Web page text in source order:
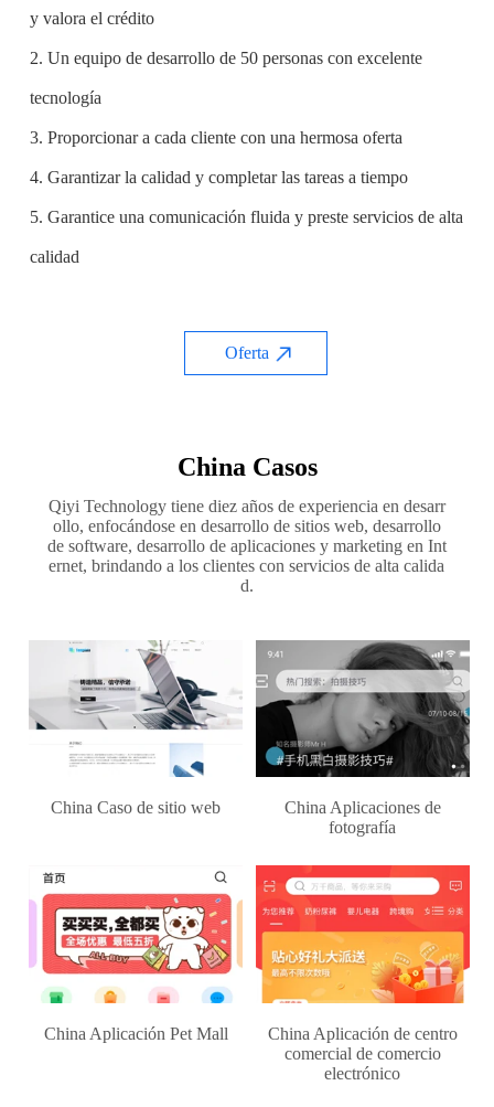
y valora el crédito
2. Un equipo de desarrollo de 50 personas con excelente
tecnología
3. Proporcionar a cada cliente con una hermosa oferta
4. Garantizar la calidad y completar las tareas a tiempo
5. Garantice una comunicación fluida y preste servicios de alta
calidad
Oferta
China Casos
Qiyi Technology tiene diez años de experiencia en desarr
ollo, enfocándose en desarrollo de sitios web, desarrollo
de software, desarrollo de aplicaciones y marketing en Int
ernet, brindando a los clientes con servicios de alta calida
d.
China Caso de sitio web
China Aplicaciones de
fotografía
China Aplicación Pet Mall
China Aplicación de centro
comercial de comercio
electrónico